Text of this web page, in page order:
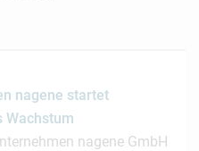
nagene startet
Wachstum
nagene GmbH